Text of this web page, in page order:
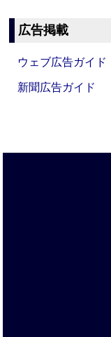
広告掲載
ウェブ広告ガイド
新聞広告ガイド